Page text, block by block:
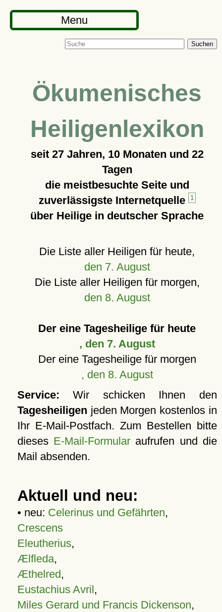
Menu
Suchen
Ökumenisches
Heiligenlexikon
seit 27 Jahren, 10 Monaten und 22
Tagen
die meistbesuchte Seite und
zuverlässigste Internetquelle
1
über Heilige in deutscher Sprache
Die Liste aller Heiligen für heute,
den 7. August
Die Liste aller Heiligen für morgen,
den 8. August
Der eine Tagesheilige für heute
, den 7. August
Der eine Tagesheilige für morgen
, den 8. August
Service: Wir schicken Ihnen den
Tagesheiligen jeden Morgen kostenlos in
Ihr E-Mail-Postfach. Zum Bestellen bitte
dieses E-Mail-Formular aufrufen und die
Mail absenden.
Aktuell und neu:
• neu: Celerinus und Gefährten,
Crescens
Eleutherius,
Ælfleda,
Æthelred,
Eustachius Avril,
Miles Gerard und Francis Dickenson,